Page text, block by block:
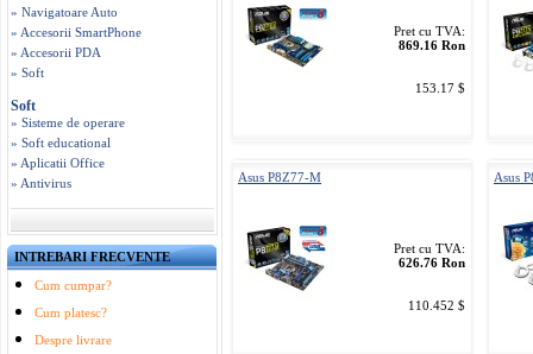
» Navigatoare Auto
» Accesorii SmartPhone
» Accesorii PDA
» Soft
Soft
» Sisteme de operare
» Soft educational
» Aplicatii Office
» Antivirus
INTREBARI FRECVENTE
Cum cumpar?
Cum platesc?
Despre livrare
Pret cu TVA:
869.16 Ron
153.17 $
Asus P8Z77-M
Pret cu TVA:
626.76 Ron
110.452 $
Asus